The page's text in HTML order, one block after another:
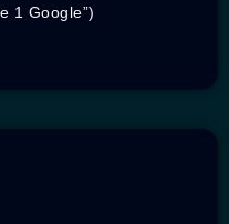
1 Google”)